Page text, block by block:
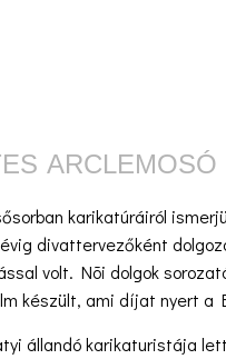
ARCLEMOSÓ
karikatúráiról
divattervezőként
volt. Nõi dolgok
készült, ami díjat nyert a
állandó karikaturistája